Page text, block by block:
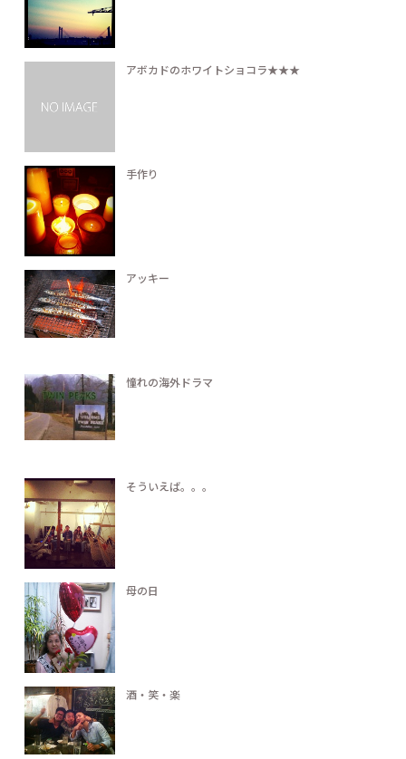
アボカドのホワイトショコラ★★★
手作り
アッキー
憧れの海外ドラマ
そういえば。。。
母の日
酒・笑・楽